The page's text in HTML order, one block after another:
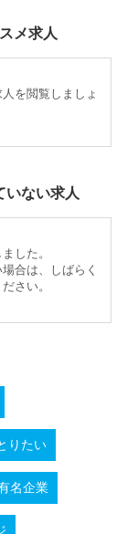
メ求人
を閲覧しましょ
いない求人
した。
合は、しばらく
さい。
りたい
名企業